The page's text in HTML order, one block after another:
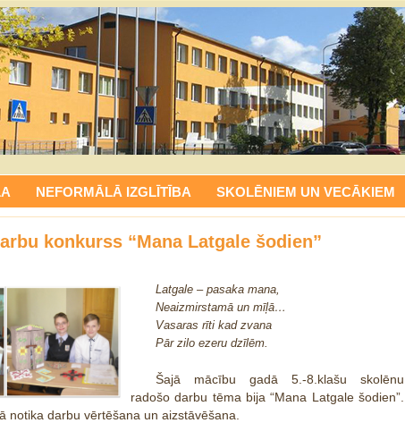
NEFORMĀLĀ IZGLĪTĪBA SKOLĒNIEM UN VECĀKIEM
konkurss “Mana Latgale šodien”
Latgale – pasaka mana,
Neaizmirstamā un mīļā…
Vasaras rīti kad zvana
Pār zilo ezeru dzīlēm.
Šajā mācību gadā 5.-8.klašu skolēnu
radošo darbu tēma bija “Mana Latgale šodien”.
notika darbu vērtēšana un aizstāvēšana.